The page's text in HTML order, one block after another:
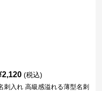
2,120 (税込)
刺入れ 高級感溢れる薄型名刺